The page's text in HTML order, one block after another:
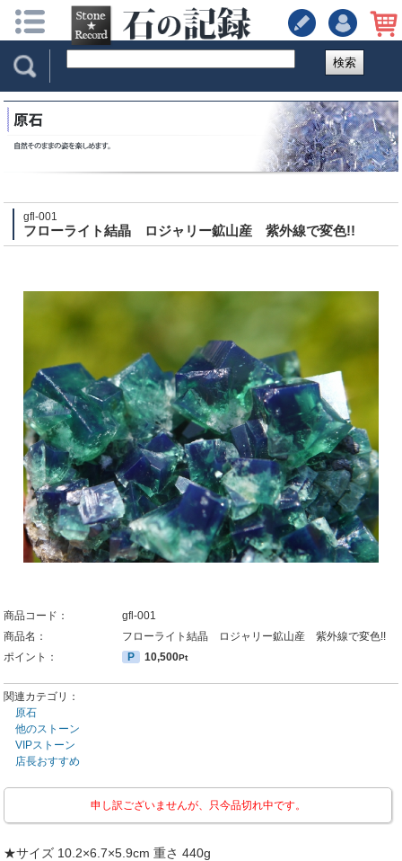
検索
gfl-001
フローライト結晶 ロジャリー鉱山産 紫外線で変色!!
商品コード：
gfl-001
商品名：
フローライト結晶 ロジャリー鉱山産 紫外線で変色!!
ポイント：
P 10,500Pt
関連カテゴリ：
原石
他のストーン
VIPストーン
店長おすすめ
申し訳ございませんが、只今品切れ中です。
★サイズ 10.2×6.7×5.9cm 重さ 440g